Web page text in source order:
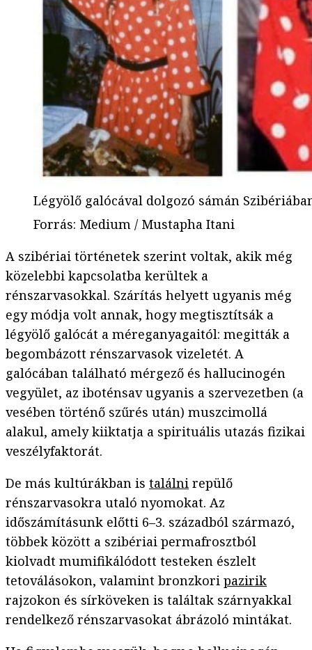
Légyölő galócával dolgozó sámán
Forrás: Medium / Mustapha Itani
A szibériai történetek szerint voltak, akik még
közelebbi kapcsolatba kerültek a
rénszarvasokkal. Szárítás helyett ugyanis még
egy módja volt annak, hogy megtisztítsák a
légyölő galócát a méreganyagaitól: megitták a
begombázott rénszarvasok vizeletét. A
galócában található mérgező és hallucinogén
vegyület, az iboténsav ugyanis a szervezetben (a
vesében történő szűrés után) muszcimollá
alakul, amely kiiktatja a spirituális utazás fizikai
veszélyfaktorát.
De más kultúrákban is találni repülő
rénszarvasokra utaló nyomokat. Az
időszámításunk előtti 6–3. századból származó,
többek között a szibériai permafrosztból
kiolvadt mumifikálódott testeken észlelt
tetoválásokon, valamint bronzkori pazirik
rajzokon és sírköveken is találtak szárnyakkal
rendelkező rénszarvasokat ábrázoló mintákat.